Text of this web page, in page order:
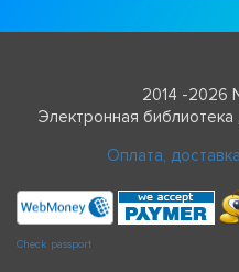
2014 -2026
Электронная
Оплата,
Check passport